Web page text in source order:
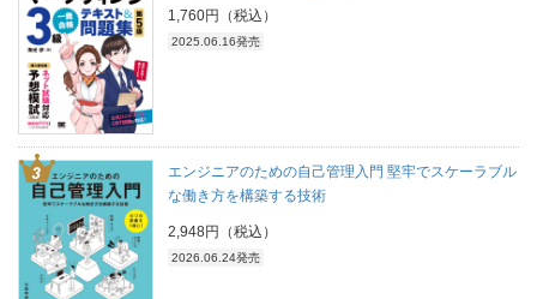
1,760円（税込）
2025.06.16発売
エンジニアのための自己管理入門 堅牢でスケーラブル
な働き方を構築する技術
2,948円（税込）
2026.06.24発売